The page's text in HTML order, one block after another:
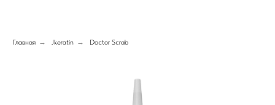
Главная → Jkeratin → Doctor Scrab